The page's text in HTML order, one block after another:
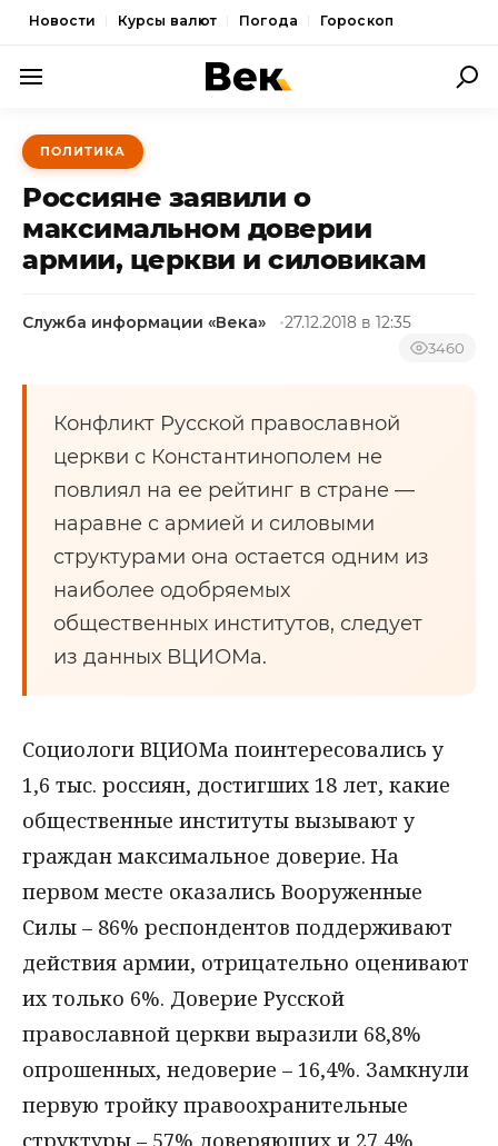
Новости Курсы валют Погода Гороскоп
ПОЛИТИКА
ЭКОНОМИКА
ОБЩЕСТВО
СПОРТ
ПОЛИТИКА
Россияне заявили о
максимальном доверии
армии, церкви и силовикам
Служба информации «Века» 27.12.2018 в 12:35
3460
Конфликт Русской православной
церкви с Константинополем не
повлиял на ее рейтинг в стране —
наравне с армией и силовыми
структурами она остается одним из
наиболее одобряемых
общественных институтов, следует
из данных ВЦИОМа.
Социологи ВЦИОМа поинтересовались у
1,6 тыс. россиян, достигших 18 лет, какие
общественные институты вызывают у
граждан максимальное доверие. На
первом месте оказались Вооруженные
Силы – 86% респондентов поддерживают
действия армии, отрицательно оценивают
их только 6%. Доверие Русской
православной церкви выразили 68,8%
опрошенных, недоверие – 16,4%. Замкнули
первую тройку правоохранительные
структуры – 57% доверяющих и 27,4%